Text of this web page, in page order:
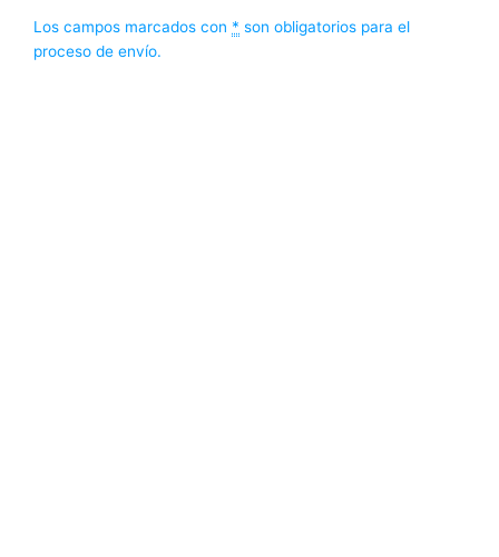
Los campos marcados con * son obligatorios para el
proceso de envío.